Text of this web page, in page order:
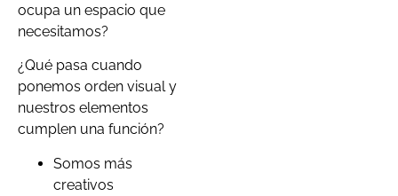
ocupa un espacio que
necesitamos?
¿Qué pasa cuando
ponemos orden visual y
nuestros elementos
cumplen una función?
Somos más
creativos